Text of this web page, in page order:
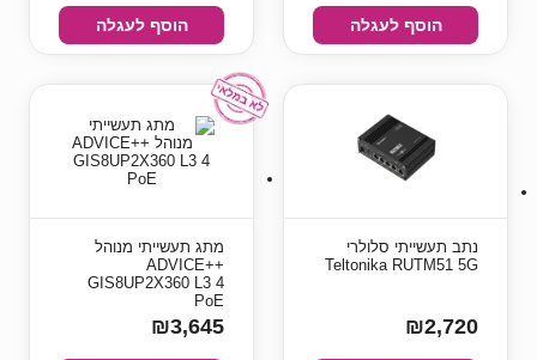
הוסף לעגלה הוסף לעגלה
נתב תעשייתי סלולרי
Teltonika RUTM51 5G
₪2,720
מתג תעשייתי מנוהל
++ADVICE
GIS8UP2X360 L3 4
PoE
₪3,645